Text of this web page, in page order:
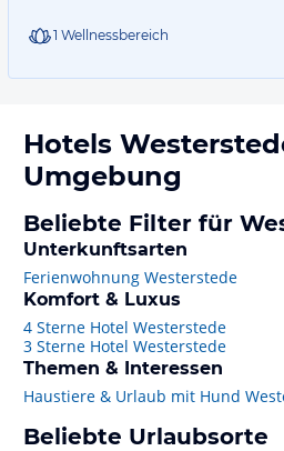
1 Wellnessbereich
Hotels
Umgebung
Beliebte Filter für
Unterkunftsarten
Ferienwohnung Westerstede
Komfort & Luxus
4 Sterne Hotel Westerstede
3 Sterne Hotel Westerstede
Themen & Interessen
Haustiere & Urlaub mit Hund
Beliebte Urlaubsorte